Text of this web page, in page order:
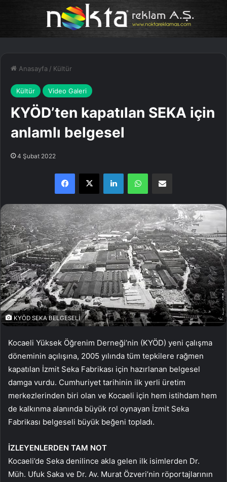
Anasayfa / Kültür
Kültür Video Galeri
KYÖD’ten kapatılan SEKA için
anlamlı belgesel
4 Şubat 2022
KYÖD SEKA BELGESELİ
Kocaeli Yüksek Öğrenim Derneği’nin (KYÖD) yeni çalışma
döneminin açılışına, 2005 yılında tüm tepkilere rağmen
kapatılan İzmit Seka Fabrikası için hazırlanan belgesel
damga vurdu. Cumhuriyet tarihinin ilk yerli üretim
merkezlerinden biri olan ve Kocaeli için hem istihdam hem
de kalkınma alanında büyük rol oynayan İzmit Seka
Fabrikası belgeseli büyük beğeni topladı.
İZLEYENLERDEN TAM NOT
Kocaeli’de Seka denilince akla gelen ilk isimlerden Dr.
Müh. Ufuk Saka ve Dr. Av. Murat Özveri’nin röportajlarının